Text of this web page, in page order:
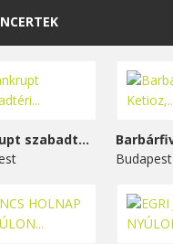
Bankrupt szabadtéri...
Budapest